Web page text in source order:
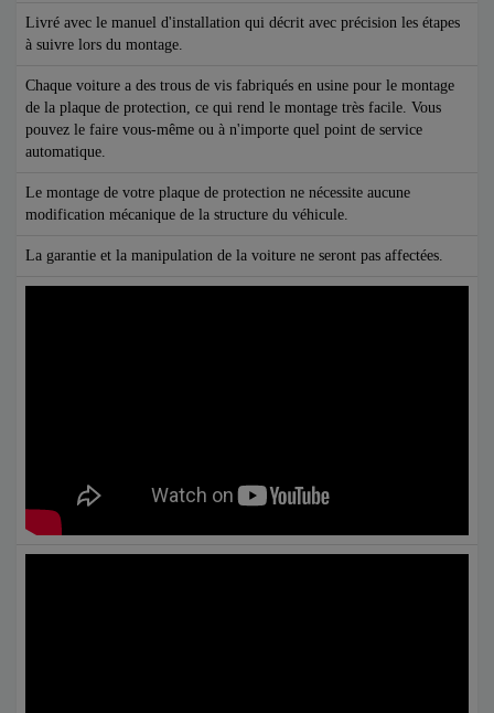
Livré avec le manuel d'installation qui décrit avec précision les étapes
à suivre lors du montage.
Chaque voiture a des trous de vis fabriqués en usine pour le montage
de la plaque de protection, ce qui rend le montage très facile. Vous
pouvez le faire vous-même ou à n'importe quel point de service
automatique.
Le montage de votre plaque de protection ne nécessite aucune
modification mécanique de la structure du véhicule.
La garantie et la manipulation de la voiture ne seront pas affectées.